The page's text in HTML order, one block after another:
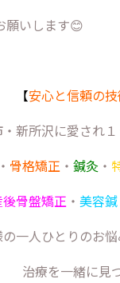
願いします😊
【安心と信頼の
新所沢に愛され
・ 骨格矯正 ・ 鍼灸 ・
骨盤矯正 ・ 美容鍼
一人ひとりのお
治療を一緒に見